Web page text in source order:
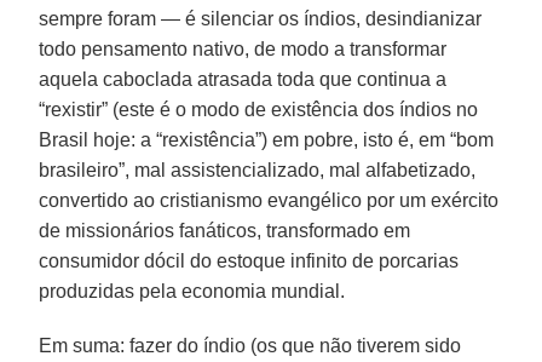
sempre foram — é silenciar os índios, desindianizar
todo pensamento nativo, de modo a transformar
aquela caboclada atrasada toda que continua a
“rexistir” (este é o modo de existência dos índios no
Brasil hoje: a “rexistência”) em pobre, isto é, em “bom
brasileiro”, mal assistencializado, mal alfabetizado,
convertido ao cristianismo evangélico por um exército
de missionários fanáticos, transformado em
consumidor dócil do estoque infinito de porcarias
produzidas pela economia mundial.
Em suma: fazer do índio (os que não tiverem sido